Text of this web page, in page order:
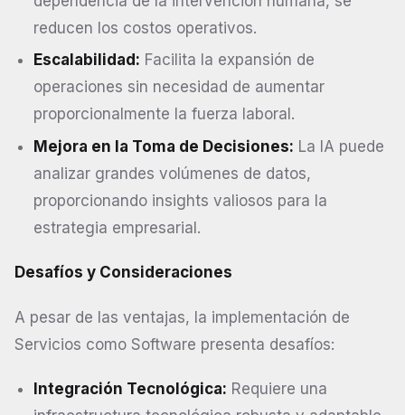
reducen los costos operativos.
Escalabilidad: Facilita la expansión de
operaciones sin necesidad de aumentar
proporcionalmente la fuerza laboral.
Mejora en la Toma de Decisiones: La IA puede
analizar grandes volúmenes de datos,
proporcionando insights valiosos para la
estrategia empresarial.
Desafíos y Consideraciones
A pesar de las ventajas, la implementación de
Servicios como Software presenta desafíos:
Integración Tecnológica: Requiere una